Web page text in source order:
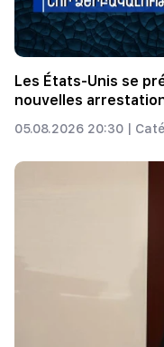
Les États-Unis se
nouvelles
05.08.2026 20:30 |